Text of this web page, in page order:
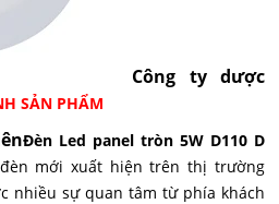
Công ty dược
SẢN PHẨM
Đèn Led panel tròn 5W D110 D
mới xuất hiện trên thị trường
nhiều sự quan tâm từ phía khách